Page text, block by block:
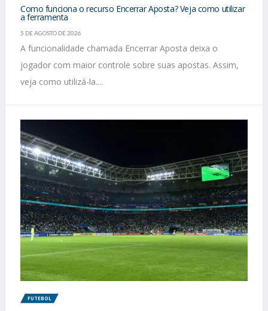
Como funciona o recurso Encerrar Aposta? Veja como utilizar
a ferramenta
5 DE AGOSTO DE 2026
A funcionalidade chamada Encerrar Aposta deixa o
jogador com maior controle sobre suas apostas. Assim,
veja como utilizá-la....
FUTEBOL